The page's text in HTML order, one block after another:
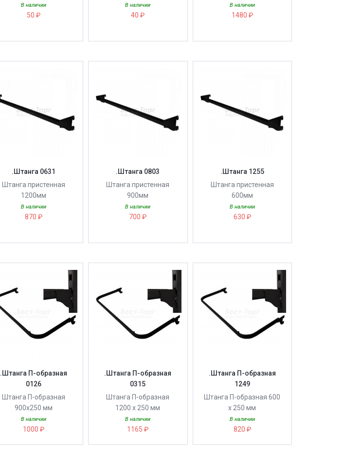
В наличии
50 ₽
В наличии
40 ₽
В наличии
1480 ₽
.Штанга 0631
Штанга пристенная
1200мм
В наличии
870 ₽
.Штанга 0803
Штанга пристенная
900мм
В наличии
700 ₽
.Штанга 1255
Штанга пристенная
600мм
В наличии
630 ₽
.Штанга П-образная
0126
Штанга П-образная
900х250 мм
В наличии
1000 ₽
.Штанга П-образная
0315
Штанга П-образная
1200 х 250 мм
В наличии
1165 ₽
.Штанга П-образная
1249
Штанга П-образная 600
х 250 мм
В наличии
820 ₽